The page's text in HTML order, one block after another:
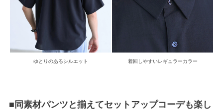
ゆとりのあるシルエット 着回しやすいレギュラーカラー
■同素材パンツと揃えてセットアップコーデも楽し